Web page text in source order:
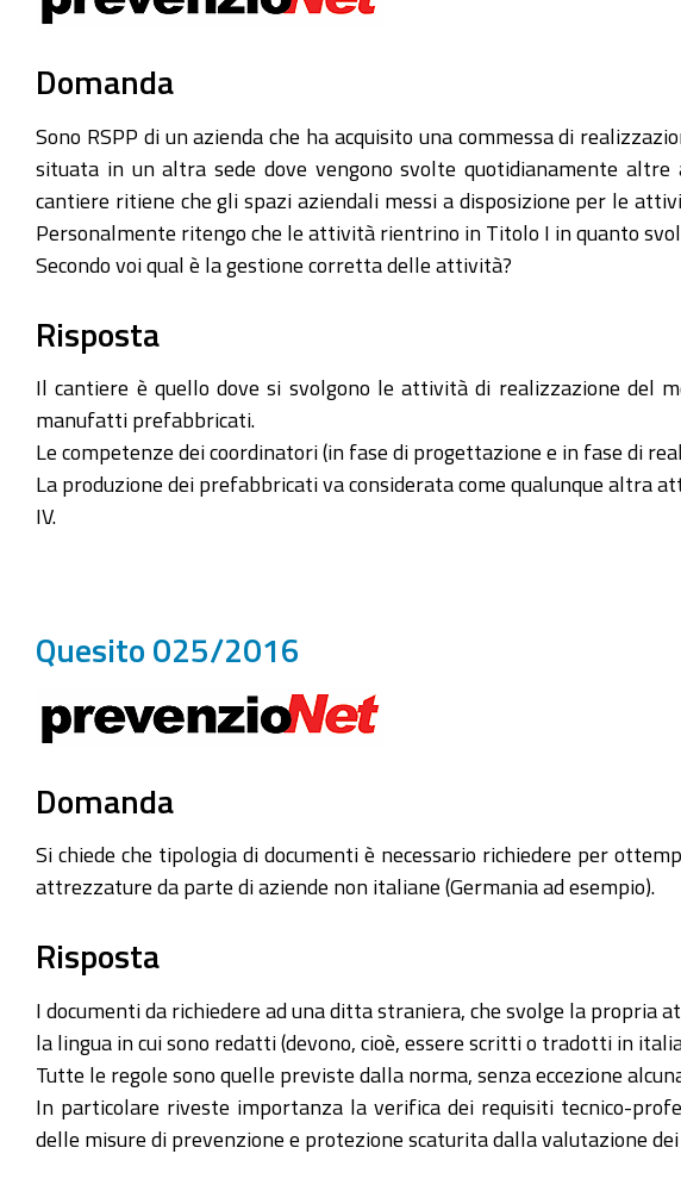
Domanda
Sono RSPP di un azienda che ha acquisito una commessa di
situata in un altra sede dove vengono svolte quotidianamente
cantiere ritiene che gli spazi aziendali messi a disposizione per le
Personalmente ritengo che le attività rientrino in Titolo I in quanto
Secondo voi qual è la gestione corretta delle attività?
Risposta
Il cantiere è quello dove si svolgono le attività di realizzazione del
manufatti prefabbricati.
Le competenze dei coordinatori (in fase di progettazione e in fase di
La produzione dei prefabbricati va considerata come qualunque altra
IV.
Quesito 025/2016
Domanda
Si chiede che tipologia di documenti è necessario richiedere per
attrezzature da parte di aziende non italiane (Germania ad esempio).
Risposta
I documenti da richiedere ad una ditta straniera, che svolge la propria
la lingua in cui sono redatti (devono, cioè, essere scritti o tradotti in
Tutte le regole sono quelle previste dalla norma, senza eccezione
In particolare riveste importanza la verifica dei requisiti tecnico-
delle misure di prevenzione e protezione scaturita dalla valutazione